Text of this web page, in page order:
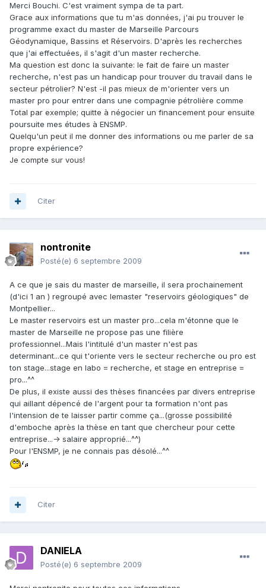
Merci Bouchi. C'est vraiment sympa de ta part.
Grace aux informations que tu m'as données, j'ai pu trouver le
programme exact du master de Marseille Parcours
Géodynamique, Bassins et Réservoirs. D'après les recherches
que j'ai effectuées, il s'agit d'un master recherche.
Ma question est donc la suivante: le fait de faire un master
recherche, n'est pas un handicap pour trouver du travail dans le
secteur pétrolier? N'est -il pas mieux de m'orienter vers un
master pro pour entrer dans une compagnie pétrolière comme
Total par exemple; quitte à négocier un financement pour ensuite
poursuite mes études à ENSMP.
Quelqu'un peut il me donner des informations ou me parler de sa
propre expérience?
Je compte sur vous!
Citer
nontronite
Posté(e) 6 septembre 2009
A ce que je sais du master de marseille, il sera prochainement
(d'ici 1 an ) regroupé avec lemaster "reservoirs géologiques" de
Montpellier...
Le master reservoirs est un master pro...cela m'étonne que le
master de Marseille ne propose pas une filière
professionnel...Mais l'intitulé d'un master n'est pas
determinant...ce qui t'oriente vers le secteur recherche ou pro est
ton stage...stage en labo = recherche, et stage en entreprise =
pro...^^
De plus, il existe aussi des thèses financées par divers entreprise
qui aillant dépencé de l'argent pour ta formation n'ont pas
l'intension de te laisser partir comme ça...(grosse possibilité
d'emboche après la thèse en tant que chercheur pour cette
entreprise...-> salaire approprié...^^)
Pour l'ENSMP, je ne connais pas désolé...^^
Citer
DANIELA
Posté(e) 6 septembre 2009